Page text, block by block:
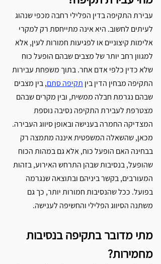
עבירת התקיפה בדין הפלילי רחבה מכפי שנהוג
לעיתים לחשוב. היא אינה מתייחסת רק למקרי
אלימות קיצוניים או לפגיעות חמורות לעין, אלא
למגוון רחב יותר של מצבים שבהם הופעל כוח
שלא כדין כלפי אדם אחר. בתוך משפחת עבירות
התקיפה מבחין הדין בין תקיפה סתם, בין מצבים
שבהם נגרמת חבלה ממשית, ובין מקרים שבהם
מצטרפת לעבירת התקיפה נסיבה נוספת
המצדיקה החמרה בענישה ובאופן סיווג העבירה.
מכאן, שהשאלה המשפטית איננה מתמצה רק
בבחינה האם הופעל כוח, אלא גם במהות הכוח
שהופעל, בנסיבות שבהן התרחש האירוע, בזהות
המעורבים, בקשר ביניהם ובתוצאה שנגרמה
בפועל. ככל שהנסיבות חמורות יותר, כך גם
משתנה הסיווג הפלילי והחשיפה לענישה.
מתי מדובר בתקיפה בנסיבות
מחמירות?